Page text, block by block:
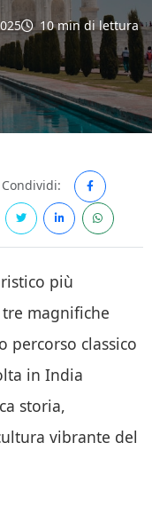
10 min di lettura
Condividi:
più
magnifiche
percorso classico
in India
storia,
vibrante del